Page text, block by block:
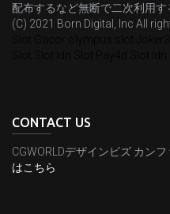
配布するなど無断で二次利用
(C) 2021 Born Digital, Inc All
CONTACT US
CGWORLDデザインビズ カン
はこちら